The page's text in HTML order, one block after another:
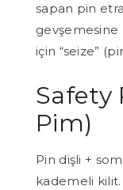
sapan pin
için “seize”
Safety
Pim)
Pin dişli +
kademeli kilit.